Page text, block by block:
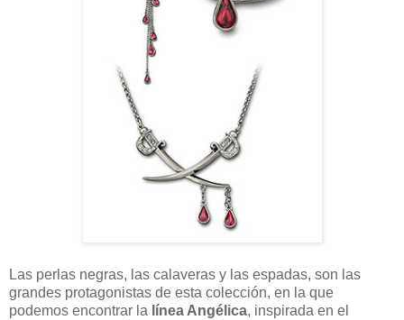
Las perlas negras, las calaveras y las espadas, son las
grandes protagonistas de esta colección, en la que
podemos encontrar la línea Angélica, inspirada en el